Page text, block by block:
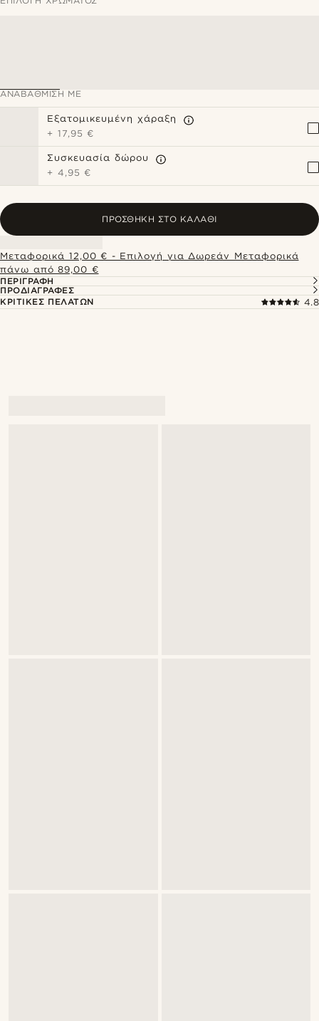
ΑΝΑΒΆΘΜΙΣΗ ΜΕ
Εξατομικευμένη χάραξη
+ 17,95 €
Συσκευασία δώρου
+ 4,95 €
ΠΡΟΣΘΉΚΗ ΣΤΟ ΚΑΛΆΘΙ
Μεταφορικά 12,00 € - Επιλογή για Δωρεάν Μεταφορικά
πάνω από 89,00 €
ΠΕΡΙΓΡΑΦΉ
ΠΡΟΔΙΑΓΡΑΦΈΣ
ΚΡΙΤΙΚΈΣ ΠΕΛΑΤΏΝ
4.8